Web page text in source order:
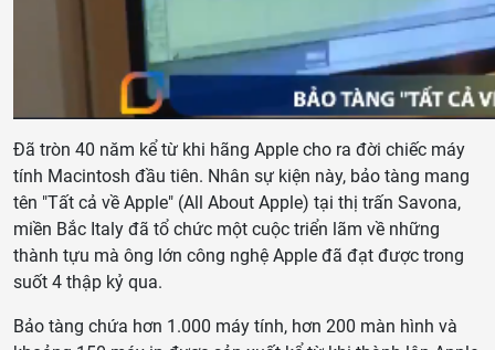
Đã tròn 40 năm kể từ khi hãng Apple cho ra đời chiếc máy
tính Macintosh đầu tiên. Nhân sự kiện này, bảo tàng mang
tên "Tất cả về Apple" (All About Apple) tại thị trấn Savona,
miền Bắc Italy đã tổ chức một cuộc triển lãm về những
thành tựu mà ông lớn công nghệ Apple đã đạt được trong
suốt 4 thập kỷ qua.
Bảo tàng chứa hơn 1.000 máy tính, hơn 200 màn hình và